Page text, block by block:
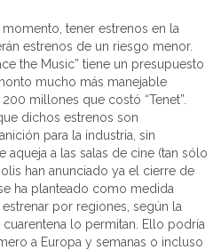
tener estrenos en la
estrenos de un riesgo menor.
the Music” tiene un presupuesto
mucho más manejable
millones que costó “Tenet”.
dichos estrenos son
para la industria, sin
aqueja a las salas de cine (tan sólo
han anunciado ya el cierre de
ha planteado como medida
por regiones, según la
lo permitan. Ello podría
a Europa y semanas o incluso